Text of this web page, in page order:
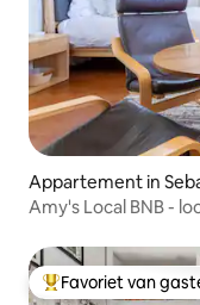
Appartement in
Amy's Local BNB -
Topfavoriet van
Favoriet van